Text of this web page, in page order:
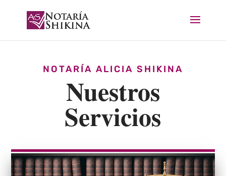
NOTARÍA ALICIA SHIKINA
Nuestros
Servicios